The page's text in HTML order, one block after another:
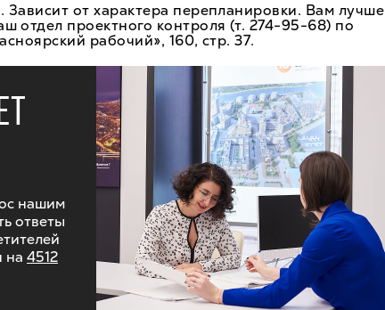
от характера перепланировки. Вам лучше
отдел проектного контроля (т. 274-95-68) по
рабочий», 160, стр. 37.
нашим
ответы
на 4512